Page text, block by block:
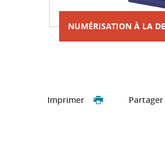
NUMÉRISATION À LA
Imprimer Partager